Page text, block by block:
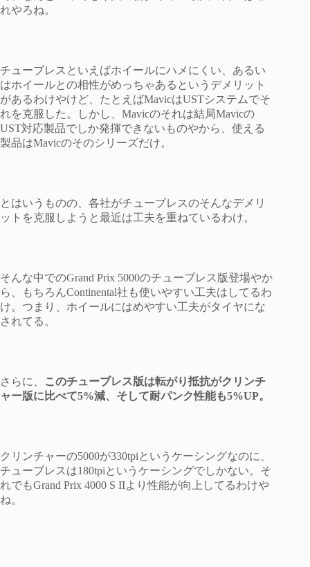
れやろね。
チューブレスといえばホイールにハメにくい、あるい
はホイールとの相性がめっちゃあるというデメリット
があるわけやけど、たとえばMavicはUSTシステムでそ
れを克服した。しかし、Mavicのそれは結局Mavicの
UST対応製品でしか発揮できないものやから、使える
製品はMavicのそのシリーズだけ。
とはいうものの、各社がチューブレスのそんなデメリ
ットを克服しようと最近は工夫を重ねているわけ。
そんな中でのGrand Prix 5000のチューブレス版登場やか
ら、もちろんContinental社も使いやすい工夫はしてるわ
け。つまり、ホイールにはめやすい工夫がタイヤにな
されてる。
さらに、
このチューブレス版は転がり抵抗がクリンチ
ャー版に比べて5%減、そして耐パンク性能も5%UP。
クリンチャーの5000が330tpiというケーシングなのに、
チューブレスは180tpiというケーシングでしかない。そ
れでもGrand Prix 4000 S IIより性能が向上してるわけや
ね。